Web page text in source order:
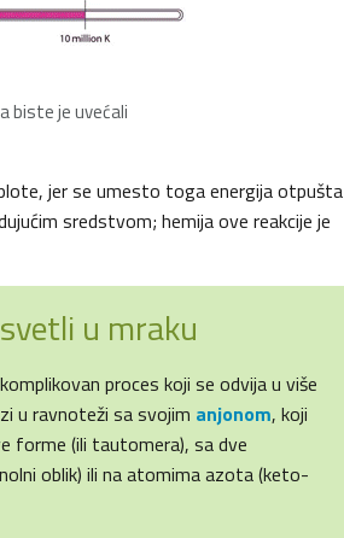
biste je uvećali
jer se umesto toga energija otpušta
sredstvom; hemija ove reakcije je
u mraku
proces koji se odvija u više
u ravnoteži sa svojim anjonom, koji
forme (ili tautomera), sa dve
oblik) ili na atomima azota (keto-